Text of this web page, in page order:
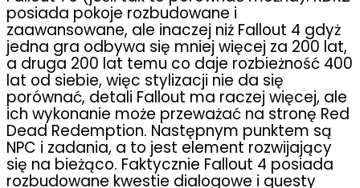
posiada pokoje rozbudowane i
zaawansowane, ale inaczej niż Fallout 4 gdyż
jedna gra odbywa się mniej więcej za 200 lat,
a druga 200 lat temu co daje rozbieżność 400
lat od siebie, więc stylizacji nie da się
porównać, detali Fallout ma raczej więcej, ale
ich wykonanie może przeważać na stronę Red
Dead Redemption. Następnym punktem są
NPC i zadania, a to jest element rozwijający
się na bieżąco. Faktycznie Fallout 4 posiada
rozbudowane kwestie dialogowe i questy